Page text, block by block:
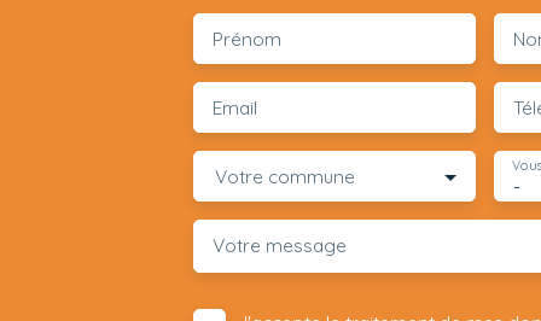
Prénom
Email
Votre commune -
Votre message